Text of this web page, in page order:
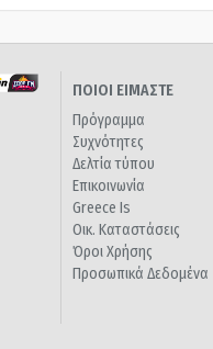
ΠΟΙΟΙ ΕΙΜΑΣΤΕ
Πρόγραμμα
Συχνότητες
Δελτία τύπου
Επικοινωνία
Greece Is
Οικ. Καταστάσεις
Όροι Χρήσης
Προσωπικά Δεδομένα